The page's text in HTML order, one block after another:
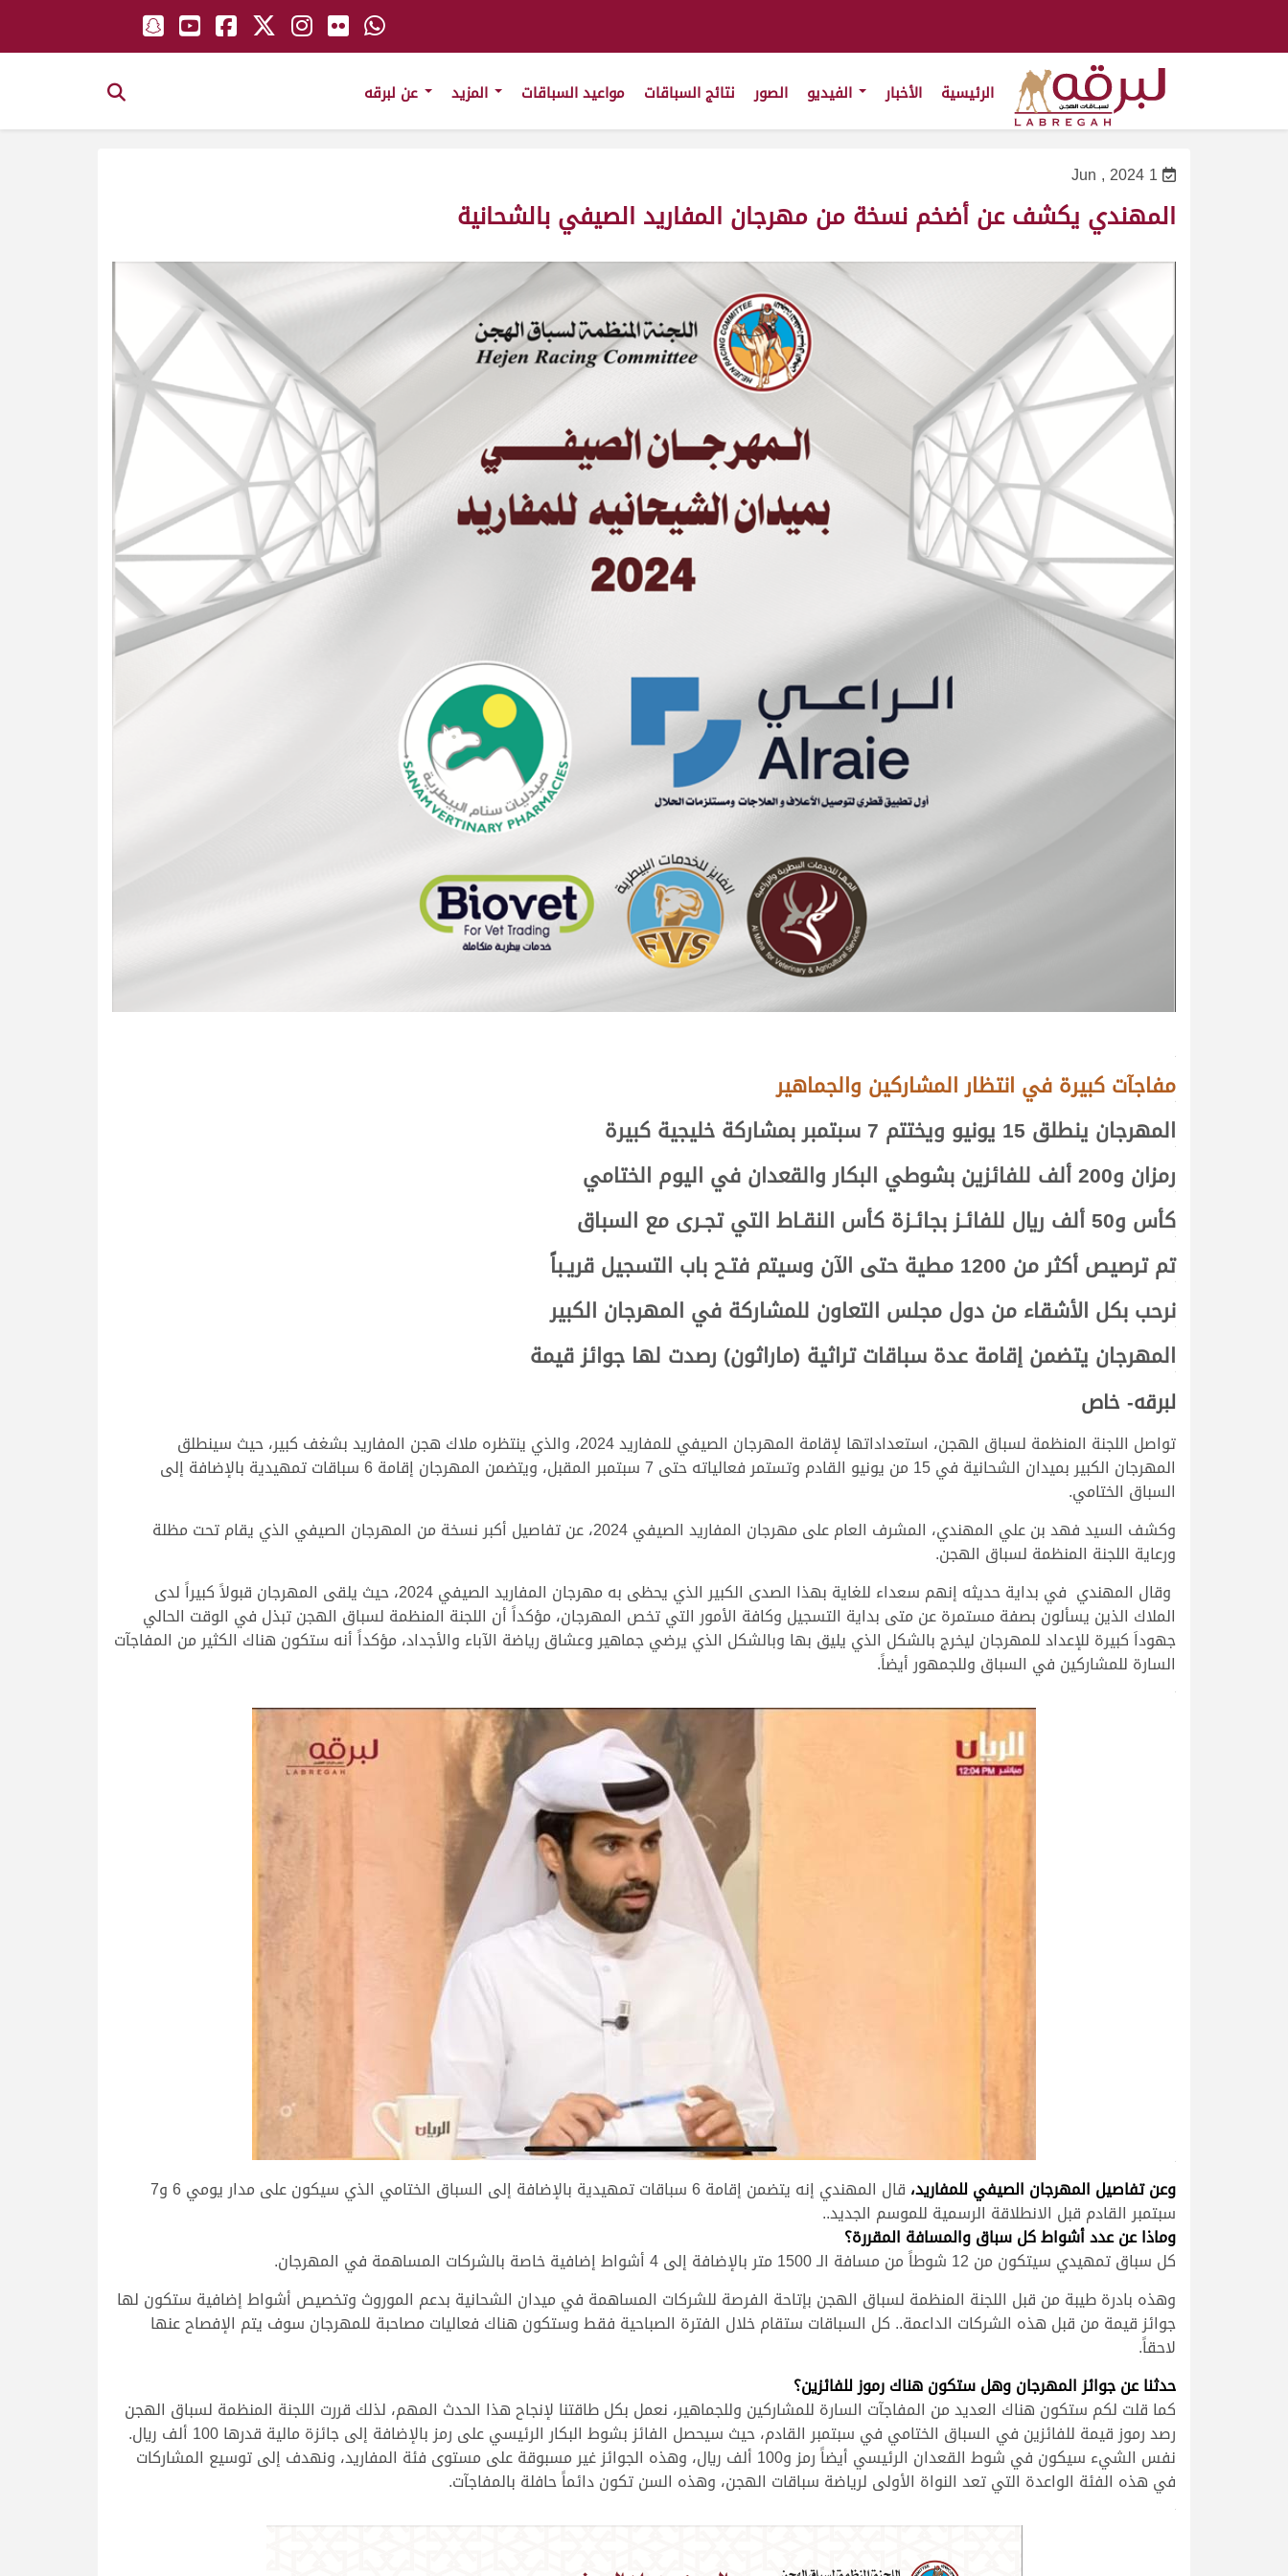
الرئيسية الأخبار الصور نتائج السباقات مواعيد السباقات
1 Jun , 2024
المهندي يكشف عن أضخم نسخة من مهرجان المفاريد الصيفي بالشحانية
مفاجآت كبيرة في انتظار المشاركين والجماهير
المهرجان ينطلق 15 يونيو ويختتم 7 سبتمبر بمشاركة خليجية كبيرة
رمزان و200 ألف للفائزين بشوطي البكار والقعدان في اليوم الختامي
كأس و50 ألف ريال للفائـز بجائـزة كأس النقـاط التي تجـرى مع السباق
تم ترصيص أكثر من 1200 مطية حتى الآن وسيتم فتـح باب التسجيل قريـباً
نرحب بكل الأشقاء من دول مجلس التعاون للمشاركة في المهرجان الكبير
المهرجان يتضمن إقامة عدة سباقات تراثية (ماراثون) رصدت لها جوائز قيمة
لبرقه- خاص
تواصل اللجنة المنظمة لسباق الهجن، استعداداتها لإقامة المهرجان الصيفي للمفاريد 2024، والذي ينتظره ملاك هجن المفاريد بشغف كبير، حيث سينطلق
المهرجان الكبير بميدان الشحانية في 15 من يونيو القادم وتستمر فعالياته حتى 7 سبتمبر المقبل، ويتضمن المهرجان إقامة 6 سباقات تمهيدية بالإضافة إلى
السباق الختامي.
وكشف السيد فهد بن علي المهندي، المشرف العام على مهرجان المفاريد الصيفي 2024، عن تفاصيل أكبر نسخة من المهرجان الصيفي الذي يقام تحت مظلة
ورعاية اللجنة المنظمة لسباق الهجن.
وقال المهندي في بداية حديثه إنهم سعداء للغاية بهذا الصدى الكبير الذي يحظى به مهرجان المفاريد الصيفي 2024، حيث يلقى المهرجان قبولاً كبيراً لدى
الملاك الذين يسألون بصفة مستمرة عن متى بداية التسجيل وكافة الأمور التي تخص المهرجان، مؤكداً أن اللجنة المنظمة لسباق الهجن تبذل في الوقت الحالي
جهوداَ كبيرة للإعداد للمهرجان ليخرج بالشكل الذي يليق بها وبالشكل الذي يرضي جماهير وعشاق رياضة الآباء والأجداد، مؤكداً أنه ستكون هناك الكثير من المفاجآت
السارة للمشاركين في السباق وللجمهور أيضاً.
وعن تفاصيل المهرجان الصيفي للمفاريد،
قال المهندي إنه يتضمن إقامة 6 سباقات تمهيدية بالإضافة إلى السباق الختامي الذي سيكون على مدار يومي 6 و7
سبتمبر القادم قبل الانطلاقة الرسمية للموسم الجديد..
وماذا عن عدد أشواط كل سباق والمسافة المقررة؟
كل سباق تمهيدي سيتكون من 12 شوطاً من مسافة الـ 1500 متر بالإضافة إلى 4 أشواط إضافية خاصة بالشركات المساهمة في المهرجان.
وهذه بادرة طيبة من قبل اللجنة المنظمة لسباق الهجن بإتاحة الفرصة للشركات المساهمة في ميدان الشحانية بدعم الموروث وتخصيص أشواط إضافية ستكون لها
جوائز قيمة من قبل هذه الشركات الداعمة.. كل السباقات ستقام خلال الفترة الصباحية فقط وستكون هناك فعاليات مصاحبة للمهرجان سوف يتم الإفصاح عنها
لاحقاً.
حدثنا عن جوائز المهرجان وهل ستكون هناك رموز للفائزين؟
كما قلت لكم ستكون هناك العديد من المفاجآت السارة للمشاركين وللجماهير، نعمل بكل طاقتنا لإنجاح هذا الحدث المهم، لذلك قررت اللجنة المنظمة لسباق الهجن
رصد رموز قيمة للفائزين في السباق الختامي في سبتمبر القادم، حيث سيحصل الفائز بشوط البكار الرئيسي على رمز بالإضافة إلى جائزة مالية قدرها 100 ألف ريال.
نفس الشيء سيكون في شوط القعدان الرئيسي أيضاً رمز و100 ألف ريال، وهذه الجوائز غير مسبوقة على مستوى فئة المفاريد، ونهدف إلى توسيع المشاركات
في هذه الفئة الواعدة التي تعد النواة الأولى لرياضة سباقات الهجن، وهذه السن تكون دائماً حافلة بالمفاجآت.